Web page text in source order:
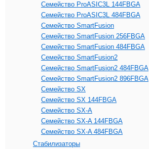
Семейство ProASIC3L 144FBGA
Семейство ProASIC3L 484FBGA
Семейство SmartFusion
Семейство SmartFusion 256FBGA
Семейство SmartFusion 484FBGA
Семейство SmartFusion2
Семейство SmartFusion2 484FBGA
Семейство SmartFusion2 896FBGA
Семейство SX
Семейство SX 144FBGA
Семейство SX-A
Семейство SX-A 144FBGA
Семейство SX-A 484FBGA
Стабилизаторы